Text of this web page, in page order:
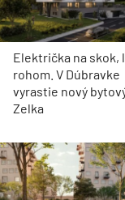
Električka na skok,
rohom. V Dúbravke
vyrastie nový
Zelka